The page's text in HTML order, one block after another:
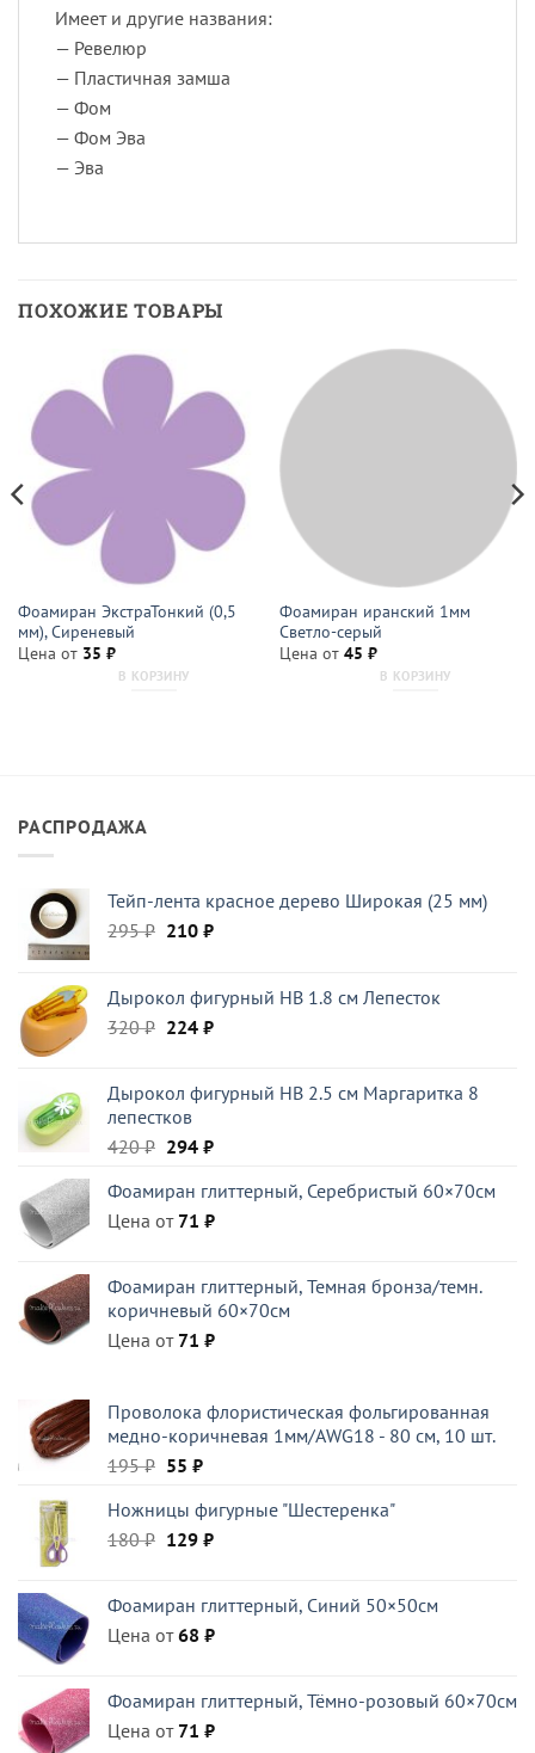
Имеет и другие названия:
— Ревелюр
— Пластичная замша
— Фом
— Фом Эва
— Эва
ПОХОЖИЕ ТОВАРЫ
Фоамиран ЭкстраТонкий (0,5
мм), Сиреневый
Цена от 35 ₽
В КОРЗИНУ
Фоамиран иранский 1мм
Светло-серый
Цена от 45 ₽
В КОРЗИНУ
РАСПРОДАЖА
Тейп-лента красное дерево Широкая (25 мм)
295₽ Первоначальная
295 ₽.
210 ₽Текущая
Дырокол фигурный HB 1.8 см Лепесток
320₽ Первоначальная
320 ₽.
224 ₽Текущая
Дырокол фигурный HB 2.5 см Маргаритка 8
лепестков
420₽ Первоначальная
составляла
420 ₽.
294 ₽Текущая
294 ₽.
Фоамиран глиттерный, Серебристый 60×70см
Цена от 71 ₽
Фоамиран глиттерный, Темная бронза/темн.
коричневый 60×70см
Цена от 71 ₽
Проволока флористическая фольгированная
медно-коричневая 1мм/AWG18 - 80 см, 10 шт.
195₽ Первоначальная
составляла
195 ₽.
55 ₽Текущая
55 ₽.
Ножницы фигурные "Шестеренка"
180₽ Первоначальная
180 ₽.
129 ₽Текущая
Фоамиран глиттерный, Синий 50×50см
Цена от68 ₽
Фоамиран глиттерный, Тёмно-розовый 60×70см
Цена от 71 ₽